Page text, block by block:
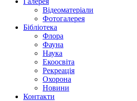
Відеоматеріали
Фотогалерея
Бібліотека
Флора
Фауна
Наука
Екоосвіта
Рекреація
Охорона
Новини
Контакти